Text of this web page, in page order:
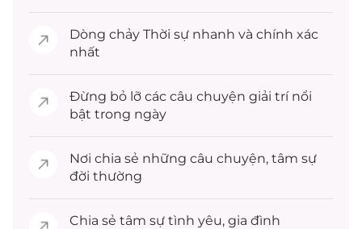
Dòng chảy Thời sự nhanh và chính xác
nhất
Đừng bỏ lỡ các câu chuyện giải trínổi
bật trong ngày
Nơi chia sẻ những câu chuyện, tâm sự
đời thường
Chia sẻ tâm sự tình yêu, gia đình